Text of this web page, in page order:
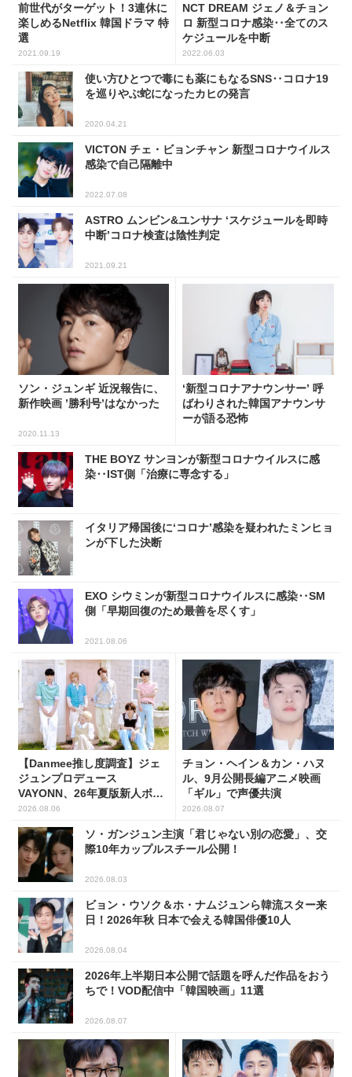
前世代がターゲット！3連休に
楽しめるNetflix 韓国ドラマ 特
選
2021.09.19
NCT DREAM ジェノ＆チョン
ロ 新型コロナ感染‥全てのス
ケジュールを中断
2022.06.03
使い方ひとつで毒にも薬にもなるSNS‥コロナ19
を巡りやぶ蛇になったカヒの発言
2020.04.21
VICTON チェ・ビョンチャン 新型コロナウイルス
感染で自己隔離中
2022.07.08
ASTRO ムンビン&ユンサナ ‘スケジュールを即時
中断’コロナ検査は陰性判定
2021.09.21
ソン・ジュンギ 近況報告に、
新作映画 ’勝利号’はなかった
2020.11.13
‘新型コロナアナウンサー’ 呼
ばわりされた韓国アナウンサ
ーが語る恐怖
THE BOYZ サンヨンが新型コロナウイルスに感
染‥IST側「治療に専念する」
イタリア帰国後に‘コロナ’感染を疑われたミンヒョ
ンが下した決断
EXO シウミンが新型コロナウイルスに感染‥SM
側「早期回復のため最善を尽くす」
2021.08.06
【Danmee推し度調査】ジェ
ジュンプロデュース
VAYONN、26年夏版新人ボー
イズグループ人気No.1に
2026.08.06
チョン・ヘイン＆カン・ハヌ
ル、9月公開長編アニメ映画
「ギル」で声優共演
2026.08.07
ソ・ガンジュン主演「君じゃない別の恋愛」、交
際10年カップルスチール公開！
2026.08.03
ビョン・ウソク＆ホ・ナムジュンら韓流スター来
日！2026年秋 日本で会える韓国俳優10人
2026.08.04
2026年上半期日本公開で話題を呼んだ作品をおう
ちで！VOD配信中「韓国映画」11選
2026.08.07